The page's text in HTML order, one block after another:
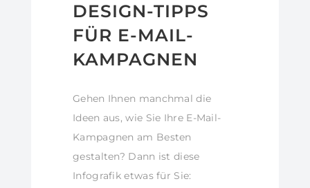
DESIGN-TIPPS
FÜR E-MAIL-
KAMPAGNEN
Gehen Ihnen manchmal die
Ideen aus, wie Sie Ihre E-Mail-
Kampagnen am Besten
gestalten? Dann ist diese
Infografik etwas für Sie: